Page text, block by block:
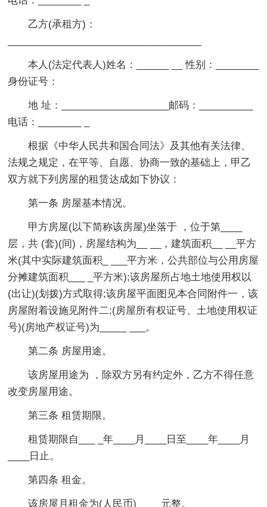
乙方(承租方)：
本人(法定代表人)姓名：______ __ 性别：________
身份证号：
地 址：____________________邮码：__________
电话：________ _
根据《中华人民共和国合同法》及其他有关法律、
法规之规定，在平等、自愿、协商一致的基础上，甲乙
双方就下列房屋的租赁达成如下协议：
第一条 房屋基本情况。
甲方房屋(以下简称该房屋)坐落于 ，位于第____
层，共 (套)(间)，房屋结构为__ __，建筑面积__ __平方
米(其中实际建筑面积_ ___平方米，公共部位与公用房屋
分摊建筑面积___ _平方米);该房屋所占地土地使用权以
(出让)(划拨)方式取得;该房屋平面图见本合同附件一，该
房屋附着设施见附件二;(房屋所有权证号、土地使用权证
号)(房地产权证号)为_____ ___。
第二条 房屋用途。
该房屋用途为 ，除双方另有约定外，乙方不得任意
改变房屋用途。
第三条 租赁期限。
租赁期限自___ _年____月____日至____年____月
____日止。
第四条 租金。
该房屋月租金为(人民币)___ _元整。